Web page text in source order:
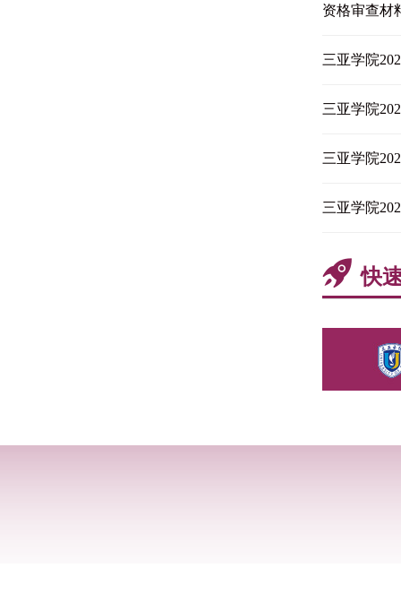
资格审查材
三亚学院
三亚学院
三亚学院
三亚学院
快